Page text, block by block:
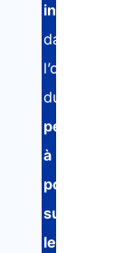
dans
l’obtention
du
permis
à
points
sur
les